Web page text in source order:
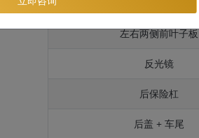
左右两侧前叶子板
反光镜
后保险杠
后盖 + 车尾